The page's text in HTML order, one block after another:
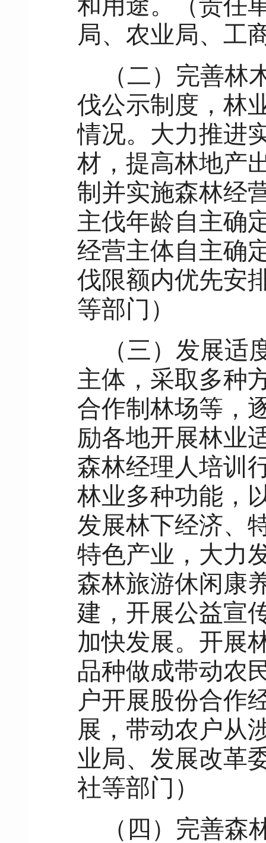
和用途。（责任
局、农业局、工
（二）完善
伐公示制度，林
情况。大力推进
材，提高林地产
制并实施森林经
主伐年龄自主确
经营主体自主确
伐限额内优先安
等部门）
（三）发展
主体，采取多种
合作制林场等，
励各地开展林业
森林经理人培训
林业多种功能，
发展林下经济、
特色产业，大力
森林旅游休闲康
建，开展公益宣
加快发展。开展
品种做成带动农
户开展股份合作
展，带动农户从
业局、发展改革
社等部门）
（四）完善森